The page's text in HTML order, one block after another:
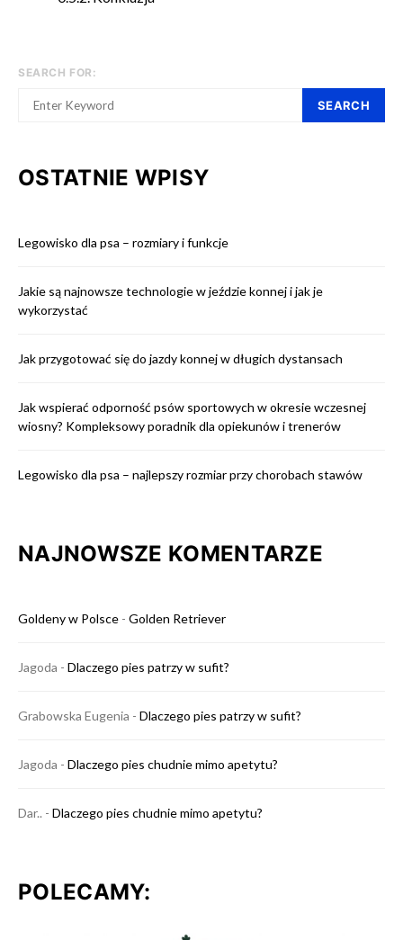
SEARCH FOR:
SEARCH
OSTATNIE WPISY
Legowisko dla psa – rozmiary i funkcje
Jakie są najnowsze technologie w jeździe konnej i jak je
wykorzystać
Jak przygotować się do jazdy konnej w długich dystansach
Jak wspierać odporność psów sportowych w okresie wczesnej
wiosny? Kompleksowy poradnik dla opiekunów i trenerów
Legowisko dla psa – najlepszy rozmiar przy chorobach stawów
NAJNOWSZE KOMENTARZE
Goldeny w Polsce - Golden Retriever
Jagoda - Dlaczego pies patrzy w sufit?
Grabowska Eugenia - Dlaczego pies patrzy w sufit?
Jagoda - Dlaczego pies chudnie mimo apetytu?
Dar.. - Dlaczego pies chudnie mimo apetytu?
POLECAMY: